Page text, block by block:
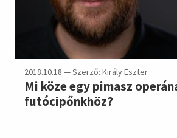
2018.10.18 — Szerző: Király Eszter
Mi köze egy pimasz
futócipőnkhöz?